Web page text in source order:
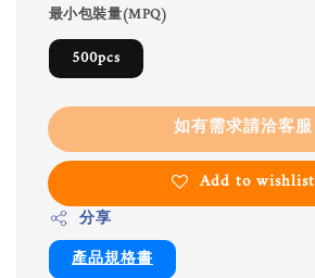
最小包裝量(MPQ)
500pcs
如有需求請洽客服
Add to wishlist
分享
產品規格書